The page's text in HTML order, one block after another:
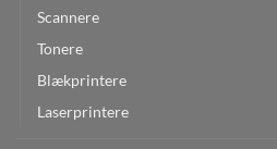
Scannere
Tonere
Blækprintere
Laserprintere